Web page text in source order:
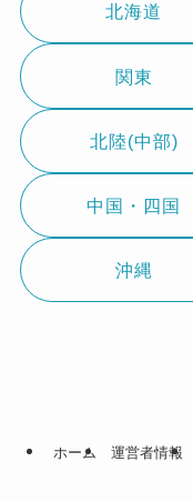
北海道
関東
北陸(中部)
中国・四国
沖縄
ホーム 運営者情報